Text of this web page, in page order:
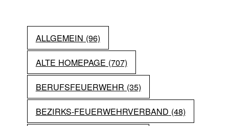
ALLGEMEIN (96)
ALTE HOMEPAGE (707)
BERUFSFEUERWEHR (35)
BEZIRKS-FEUERWEHRVERBAND (48)